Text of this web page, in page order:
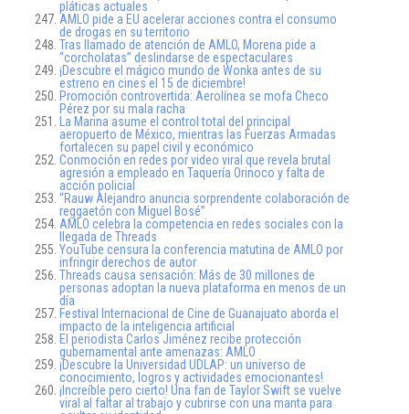
pláticas actuales
AMLO pide a EU acelerar acciones contra el consumo
de drogas en su territorio
Tras llamado de atención de AMLO, Morena pide a
“corcholatas” deslindarse de espectaculares
¡Descubre el mágico mundo de Wonka antes de su
estreno en cines el 15 de diciembre!
Promoción controvertida: Aerolínea se mofa Checo
Pérez por su mala racha
La Marina asume el control total del principal
aeropuerto de México, mientras las Fuerzas Armadas
fortalecen su papel civil y económico
Conmoción en redes por video viral que revela brutal
agresión a empleado en Taquería Orinoco y falta de
acción policial
“Rauw Alejandro anuncia sorprendente colaboración de
reggaetón con Miguel Bosé”
AMLO celebra la competencia en redes sociales con la
llegada de Threads
YouTube censura la conferencia matutina de AMLO por
infringir derechos de autor
Threads causa sensación: Más de 30 millones de
personas adoptan la nueva plataforma en menos de un
día
Festival Internacional de Cine de Guanajuato aborda el
impacto de la inteligencia artificial
El periodista Carlos Jiménez recibe protección
gubernamental ante amenazas: AMLO
¡Descubre la Universidad UDLAP: un universo de
conocimiento, logros y actividades emocionantes!
¡Increíble pero cierto! Una fan de Taylor Swift se vuelve
viral al faltar al trabajo y cubrirse con una manta para